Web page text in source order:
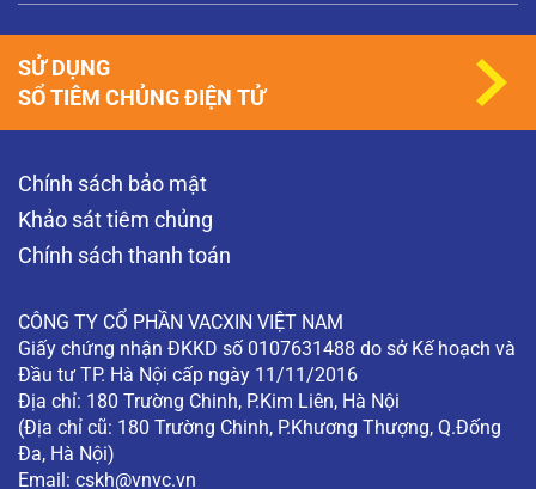
Chính sách bảo mật
Khảo sát tiêm chủng
Chính sách thanh toán
CÔNG TY CỔ PHẦN VACXIN VIỆT NAM
Giấy chứng nhận ĐKKD số 0107631488 do sở Kế hoạch và
Đầu tư TP. Hà Nội cấp ngày 11/11/2016
Địa chỉ: 180 Trường Chinh, P.Kim Liên, Hà Nội
(Địa chỉ cũ: 180 Trường Chinh, P.Khương Thượng, Q.Đống
Đa, Hà Nội)
Email: cskh@vnvc.vn
SỬ DỤNG
SỔ TIÊM CHỦNG ĐIỆN TỬ